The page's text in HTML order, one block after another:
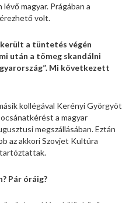
magyar. Prágában a
volt.
a tüntetés végén
után a tömeg skandálni
Mi következett
kollégával Kerényi Györgyöt
a magyar
megszállásában. Eztán
az akkori Szovjet Kultúra
Pár óráig?